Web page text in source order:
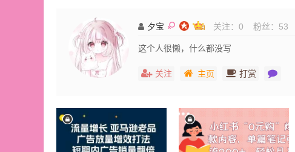
夕宝 关注： 0 粉丝： 53
这个人很懒，什么都没写
关注 主页 打赏